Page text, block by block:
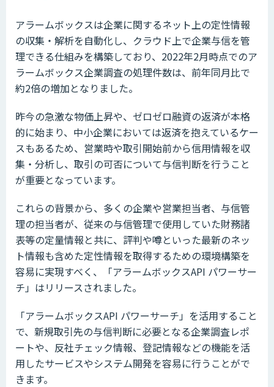
アラームボックスは企業に関するネット上の定性情報
の収集・解析を自動化し、クラウド上で企業与信を管
理できる仕組みを構築しており、2022年2月時点でのア
ラームボックス企業調査の処理件数は、前年同月比で
約2倍の増加となりました。
昨今の急激な物価上昇や、ゼロゼロ融資の返済が本格
的に始まり、中小企業においては返済を抱えているケー
スもあるため、営業時や取引開始前から信用情報を収
集・分析し、取引の可否について与信判断を行うこと
が重要となっています。
これらの背景から、多くの企業や営業担当者、与信管
理の担当者が、従来の与信管理で使用していた財務諸
表等の定量情報と共に、評判や噂といった最新のネッ
ト情報も含めた定性情報を取得するための環境構築を
容易に実現すべく、「アラームボックスAPI パワーサー
チ」はリリースされました。
「アラームボックスAPI パワーサーチ」を活用すること
で、新規取引先の与信判断に必要となる企業調査レポ
ートや、反社チェック情報、登記情報などの機能を活
用したサービスやシステム開発を容易に行うことがで
きます。